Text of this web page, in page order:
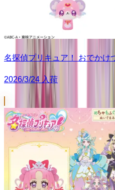
名探偵プリキュア！ おでかけ
2026/3/24 入荷